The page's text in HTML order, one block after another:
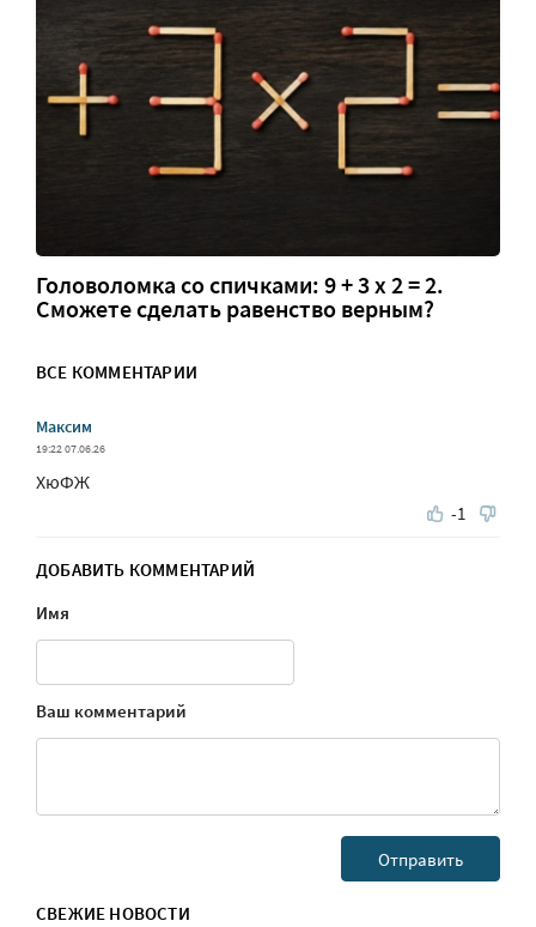
Головоломка со спичками: 9 + 3 х 2 = 2.
Сможете сделать равенство верным?
ВСЕ КОММЕНТАРИИ
Максим
19:22 07.06.26
ХюФЖ
-1
ДОБАВИТЬ КОММЕНТАРИЙ
Имя
Ваш комментарий
СВЕЖИЕ НОВОСТИ